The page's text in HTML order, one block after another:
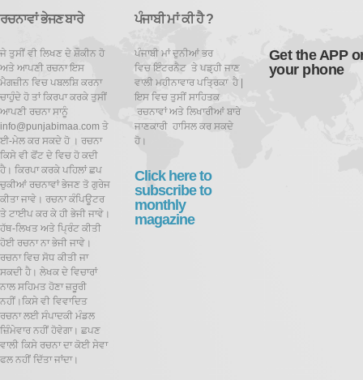
ਰਚਨਾਵਾਂ ਭੇਜਣ ਬਾਰੇ
ਜੇ ਤੁਸੀਂ ਵੀ ਲਿਖਣ ਦੇ ਸ਼ੌਕੀਨ ਹੋ
ਅਤੇ ਆਪਣੀ ਰਚਨਾ ਇਸ
ਮੈਗਜ਼ੀਨ ਵਿਚ ਪਬਲਸ਼ਿ ਕਰਨਾ
ਚਾਹੁੰਦੇ ਹੋ ਤਾਂ ਕਿਰਪਾ ਕਰਕੇ ਤੁਸੀਂ
ਆਪਣੀ ਰਚਨਾ ਸਾਨੂੰ
info@punjabimaa.com ਤੇ
ਈ-ਮੇਲ ਕਰ ਸਕਦੇ ਹੋ । ਰਚਨਾ
ਕਿਸੇ ਵੀ ਫੋਂਟ ਦੇ ਵਿਚ ਹੋ ਕਦੀ
ਹੈ। ਕਿਰਪਾ ਕਰਕੇ ਪਹਿਲਾਂ ਛਪ
ਚੁਕੀਆਂ ਰਚਨਾਵਾਂ ਭੇਜਣ ਤੋ ਗੁਰੇਜ
ਕੀਤਾ ਜਾਵੇ। ਰਚਨਾ ਕੰਪਿਊਟਰ
ਤੇ ਟਾਈਪ ਕਰ ਕੇ ਹੀ ਭੇਜੀ ਜਾਵੇ।
ਹੱਥ-ਲਿਖਤ ਅਤੇ ਪ੍ਰਿੰਟ ਕੀਤੀ
ਹੋਈ ਰਚਨਾ ਨਾ ਭੇਜੀ ਜਾਵੇ।
ਰਚਨਾ ਵਿਚ ਸੋਧ ਕੀਤੀ ਜਾ
ਸਕਦੀ ਹੈ। ਲੇਖਕ ਦੇ ਵਿਚਾਰਾਂ
ਨਾਲ ਸਹਿਮਤ ਹੋਣਾ ਜ਼ਰੂਰੀ
ਨਹੀਂ।ਕਿਸੇ ਵੀ ਵਿਵਾਦਿਤ
ਰਚਨਾ ਲਈ ਸੰਪਾਦਕੀ ਮੰਡਲ
ਜ਼ਿੰਮੇਵਾਰ ਨਹੀਂ ਹੋਵੇਗਾ। ਛਪਣ
ਵਾਲੀ ਕਿਸੇ ਰਚਨਾ ਦਾ ਕੋਈ ਸੇਵਾ
ਫਲ ਨਹੀਂ ਦਿੱਤਾ ਜਾਂਦਾ।
ਪੰਜਾਬੀ ਮਾਂ ਕੀ ਹੈ ?
ਪੰਜਾਬੀ ਮਾਂ ਦੁਨੀਆਂ ਭਰ
ਵਿਚ ਇੰਟਰਨੈਟ ਤੇ ਪਡ਼੍ਹੀ ਜਾਣ
ਵਾਲੀ ਮਹੀਨਾਵਾਰ ਪਤ੍ਰਿਕਾ ਹੈ |
ਇਸ ਵਿਚ ਤੁਸੀਂ ਸਾਹਿਤਕ
ਰਚਨਾਵਾਂ ਅਤੇ ਲਿਖਾਰੀਆਂ ਬਾਰੇ
ਜਾਣਕਾਰੀ ਹਾਸਿਲ ਕਰ ਸਕਦੇ
ਹੋ।
Click here to
subscribe to
monthly
magazine
Get the APP
your phone